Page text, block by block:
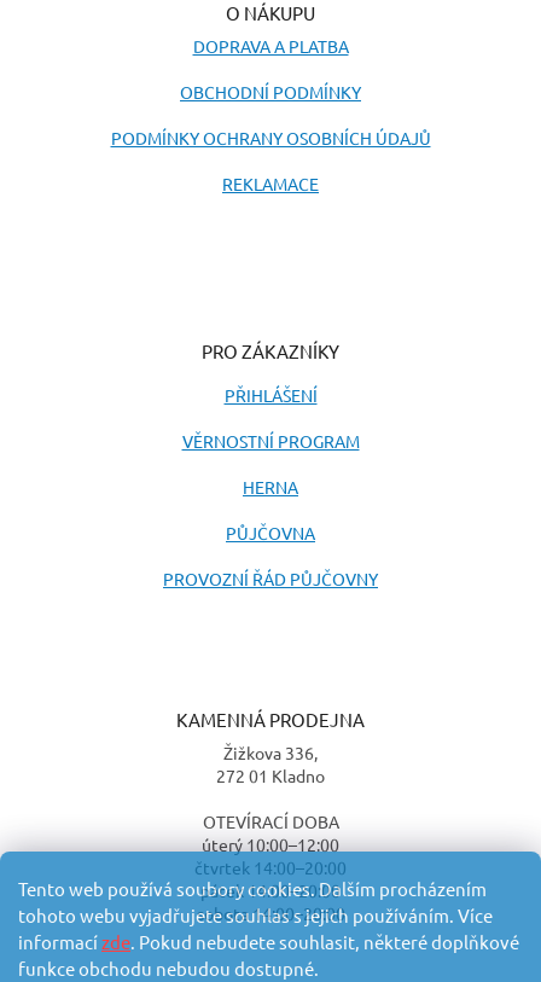
Tento web používá soubory cookies. Dalším procházením
tohoto webu vyjadřujete souhlas s jejich používáním. Více
informacízde. Pokud nebudete souhlasit, některé doplňkové
funkce obchodu nebudou dostupné.
O NÁKUPU
DOPRAVA A PLATBA
OBCHODNÍ PODMÍNKY
PODMÍNKY OCHRANY OSOBNÍCH ÚDAJŮ
REKLAMACE
PRO ZÁKAZNÍKY
PŘIHLÁŠENÍ
VĚRNOSTNÍ PROGRAM
HERNA
PŮJČOVNA
PROVOZNÍ ŘÁD PŮJČOVNY
KAMENNÁ PRODEJNA
Žižkova 336,
272 01 Kladno
OTEVÍRACÍ DOBA
úterý 10:00–12:00
čtvrtek 14:00–20:00
pátek 14:00–20:00
sobota 14:00–20:00